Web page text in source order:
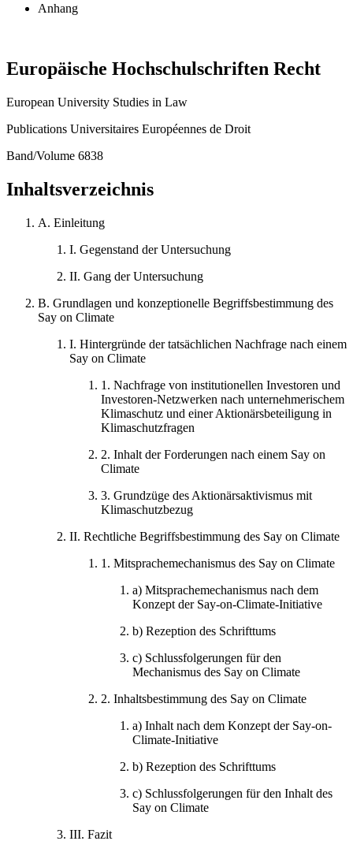
Anhang
Europäische Hochschulschriften Recht
European University Studies in Law
Publications Universitaires Européennes de Droit
Band/Volume 6838
Inhaltsverzeichnis
A. Einleitung
I. Gegenstand der Untersuchung
II. Gang der Untersuchung
B. Grundlagen und konzeptionelle Begriffsbestimmung des
Say on Climate
I. Hintergründe der tatsächlichen Nachfrage nach einem
Say on Climate
1. Nachfrage von institutionellen Investoren und
Investoren-Netzwerken nach unternehmerischem
Klimaschutz und einer Aktionärsbeteiligung in
Klimaschutzfragen
2. Inhalt der Forderungen nach einem Say on
Climate
3. Grundzüge des Aktionärsaktivismus mit
Klimaschutzbezug
II. Rechtliche Begriffsbestimmung des Say on Climate
1. Mitsprachemechanismus des Say on Climate
a) Mitsprachemechanismus nach dem
Konzept der Say-on-Climate-Initiative
b) Rezeption des Schrifttums
c) Schlussfolgerungen für den
Mechanismus des Say on Climate
2. Inhaltsbestimmung des Say on Climate
a) Inhalt nach dem Konzept der Say-on-
Climate-Initiative
b) Rezeption des Schrifttums
c) Schlussfolgerungen für den Inhalt des
Say on Climate
III. Fazit